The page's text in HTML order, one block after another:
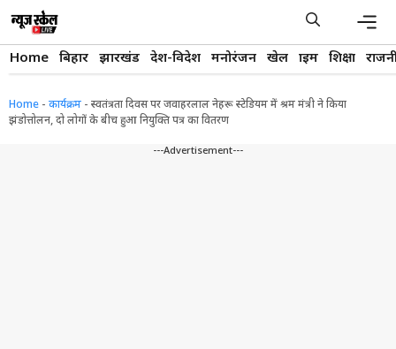
content
Home बिहार झारखंड देश-विदेश मनोरंजन खेल क्राइम शिक्षा
Home - कार्यक्रम - स्वतंत्रता दिवस पर जवाहरलाल नेहरू स्टेडियम में श्रम मंत्री ने किया
झंडोत्तोलन, दो लोगों के बीच हुआ नियुक्ति पत्र का वितरण
---Advertisement---